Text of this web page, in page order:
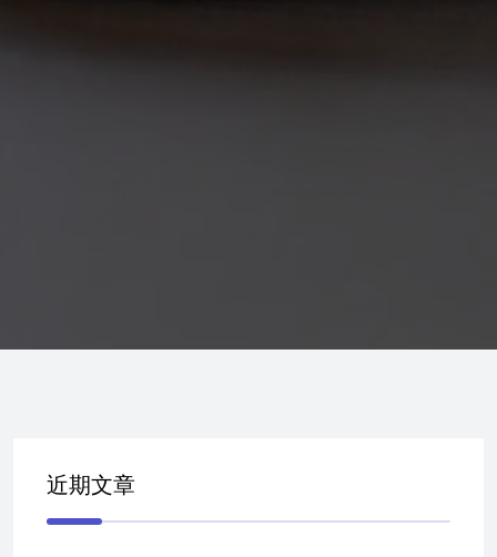
近期文章